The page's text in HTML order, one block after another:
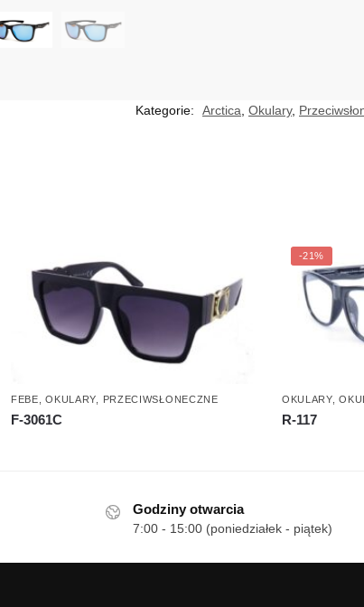
Kategorie: Arctica Okulary,
FEBE ,OKULARY PRZECIWSŁONECZNE
F-3061C
-21%
OKULARY,
R-117
Godziny otwarcia
7:00 - 15:00 (poniedziałek - piątek)